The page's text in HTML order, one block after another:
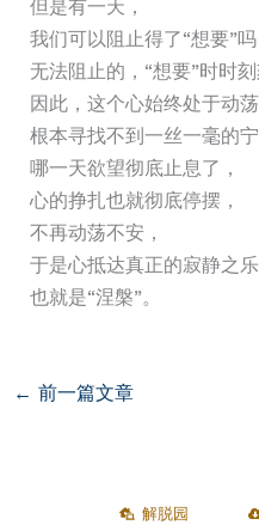
但是有一天，
我们可以阻止得了“想要”吗
无法阻止的，“想要”时时
因此，这个心始终处于动荡
根本寻找不到一丝一毫的宁
哪一天欲望彻底止息了，
心的挣扎也就彻底停摆，
不再动荡不安，
于是心抵达真正的寂静之乐
也就是“涅槃”。
← 前一篇文章
解脱园